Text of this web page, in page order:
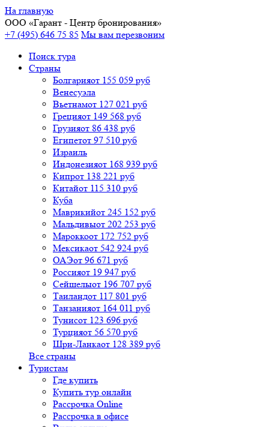
На главную
ООО «Гарант - Центр бронирования»
+7 (495) 646 75 85 Мы вам перезвоним
Поиск тура
Cтраны
Болгарияот 155 059 руб
Венесуэла
Вьетнамот 127 021 руб
Грецияот 149 568 руб
Грузияот 86 438 руб
Египетот 97 510 руб
Израиль
Индонезияот 168 939 руб
Кипрот 138 221 руб
Китайот 115 310 руб
Куба
Маврикийот 245 152 руб
Мальдивыот 202 253 руб
Мароккоот 172 752 руб
Мексикаот 542 924 руб
ОАЭот 96 671 руб
Россияот 19 947 руб
Сейшелыот 196 707 руб
Таиландот 117 801 руб
Танзанияот 164 011 руб
Тунисот 123 696 руб
Турцияот 56 570 руб
Шри-Ланкаот 128 389 руб
Все страны
Туристам
Где купить
Купить тур онлайн
Рассрочка Online
Рассрочка в офисе